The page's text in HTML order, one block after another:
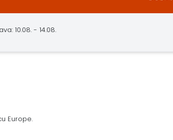
10.08. - 14.08.
Europe.